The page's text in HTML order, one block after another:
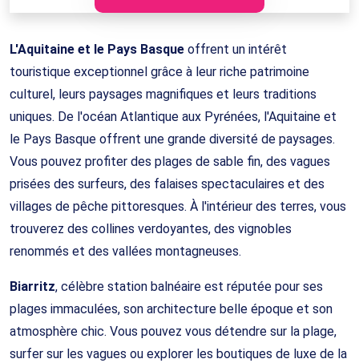
L'Aquitaine et le Pays Basque offrent un intérêt
touristique exceptionnel grâce à leur riche patrimoine
culturel, leurs paysages magnifiques et leurs traditions
uniques. De l'océan Atlantique aux Pyrénées, l'Aquitaine et
le Pays Basque offrent une grande diversité de paysages.
Vous pouvez profiter des plages de sable fin, des vagues
prisées des surfeurs, des falaises spectaculaires et des
villages de pêche pittoresques. À l'intérieur des terres, vous
trouverez des collines verdoyantes, des vignobles
renommés et des vallées montagneuses.
Biarritz, célèbre station balnéaire est réputée pour ses
plages immaculées, son architecture belle époque et son
atmosphère chic. Vous pouvez vous détendre sur la plage,
surfer sur les vagues ou explorer les boutiques de luxe de la